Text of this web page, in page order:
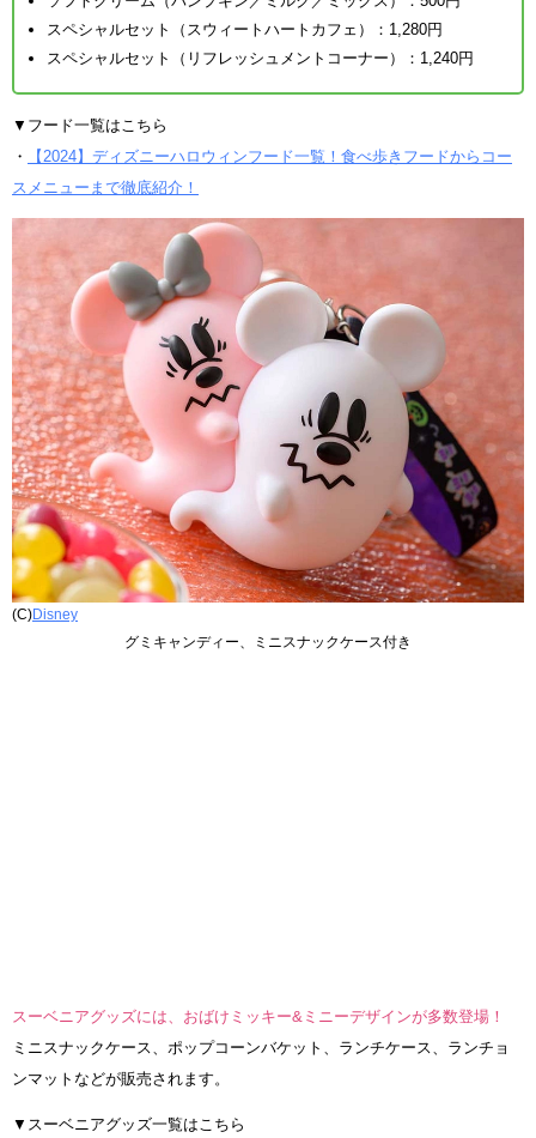
スペシャルセット（スウィートハートカフェ）：1,280円
スペシャルセット（リフレッシュメントコーナー）：1,240円
▼フード一覧はこちら
・
【2024】ディズニーハロウィンフード一覧！食べ歩きフードからコー
スメニューまで徹底紹介！
(C)Disney
グミキャンディー、ミニスナックケース付き
スーベニアグッズには、おばけミッキー&ミニーデザインが多数登場！
ミニスナックケース、ポップコーンバケット、ランチケース、ランチョ
ンマットなどが販売されます。
▼スーベニアグッズ一覧はこちら